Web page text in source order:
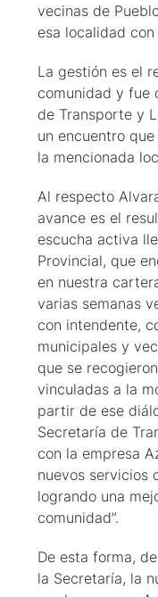
vecinas de
esa localidad con
La gestión es el
comunidad y fue
de Transporte y
un encuentro
la mencionada
Al respecto
avance es el
escucha activa
Provincial, que
en nuestra
varias semanas
con intendente,
municipales y
que se
vinculadas a la
partir de ese
Secretaría de
con la empresa
nuevos servicios
logrando una
comunidad”.
De esta forma,
la Secretaría, la